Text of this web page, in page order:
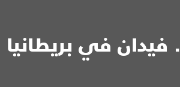
في بريطانيا